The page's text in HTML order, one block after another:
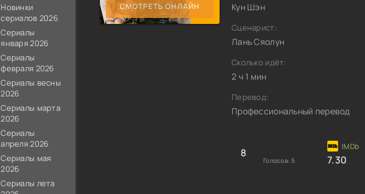
СМОТРЕТЬ ОНЛАЙН Кун Шэн
Сценарист:
Лань Сяолун
Сколько идёт:
2 ч 1 мин
Перевод:
Профессиональный перевод
8
Голосов: 5 7.30
Новинки
сериалов 2026
Сериалы
января 2026
Сериалы
февраля 2026
Сериалы весны
2026
Сериалы марта
2026
Сериалы
апреля 2026
Сериалы мая
2026
Сериалы лета